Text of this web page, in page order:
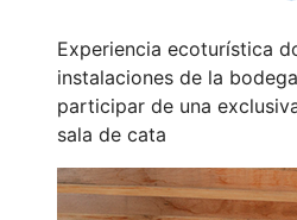
Experiencia ecoturística
instalaciones de la
participar de una
sala de cata